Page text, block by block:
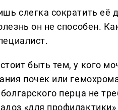
слегка сократить её
он не способен.
быть тем, у кого
почек или
перца не
«для